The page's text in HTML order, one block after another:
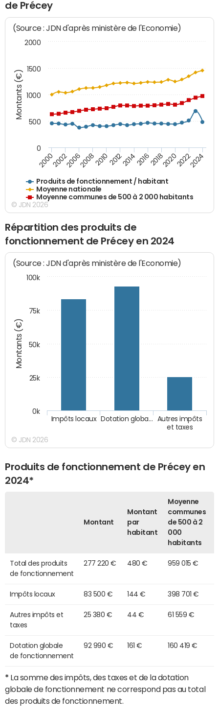
de Précey
Montants (€)
(Source : JDN d'après ministère de l'Economie)
Produits de fonctionnement / habitant
Moyenne nationale
Moyenne communes de 500 à 2 000 habitants
200020022006200820102012201420162018202020222024
500
1000
1500
0
2000
© JDN 2026
Répartition des produits de
fonctionnement de Précey en 2024
Montants (€)
(Source : JDN d'après ministère de l'Economie)
Autres impôts
et taxes
Dotation globa…
Impôts locaux
0k
25k
50k
75k
100k
© JDN 2026
Produits de fonctionnement de Précey en
2024*
Montant
Montant
par
habitant
Moyenne
communes
de 500 à 2
000
habitants
Total des produits
de fonctionnement
277 220 € 480 € 959 015 €
Impôts locaux 83 500 € 144 € 398 701 €
Autres impôts et
taxes
25 380 € 44 € 61 559 €
Dotation globale
de fonctionnement
92 990 € 161 € 160 419 €
* La somme des impôts, des taxes et de la dotation
globale de fonctionnement ne correspond pas au total
des produits de fonctionnement.